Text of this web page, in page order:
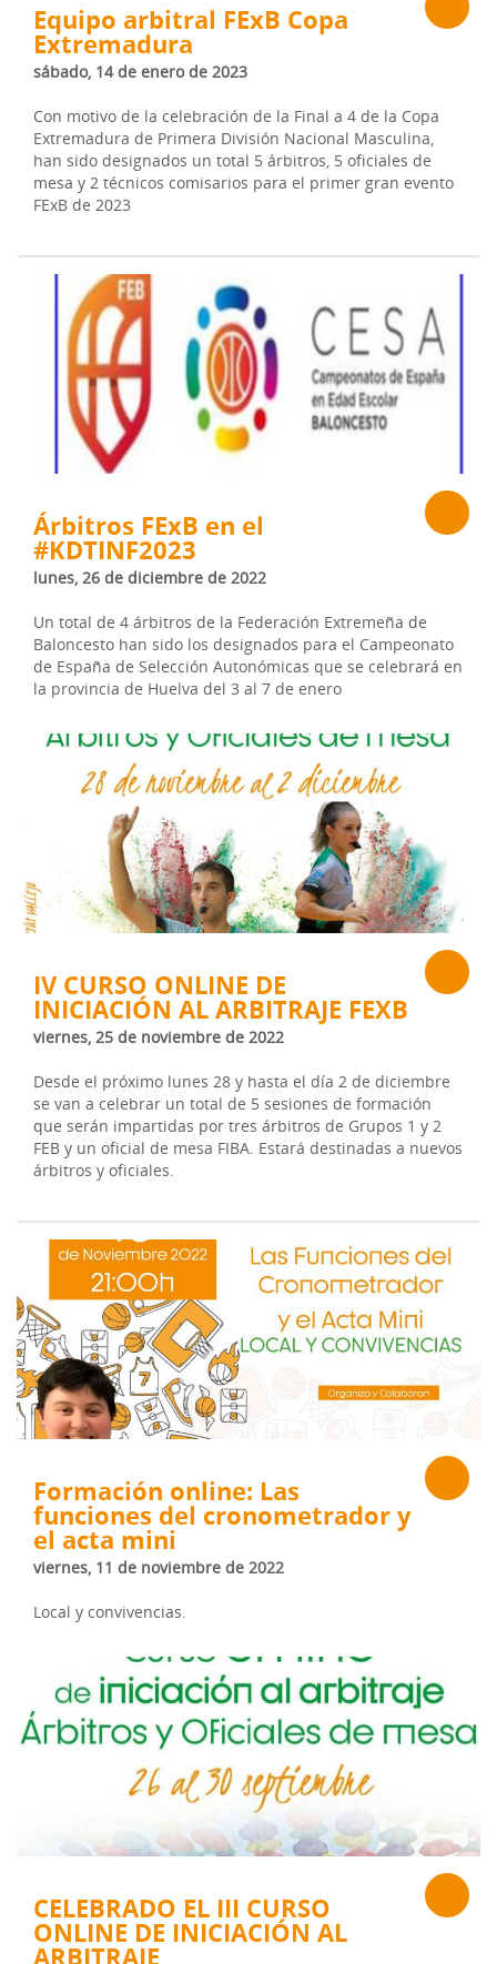
Equipo arbitral FExB Copa
Extremadura
sábado, 14 de enero de 2023
Con motivo de la celebración de la Final a 4 de la Copa
Extremadura de Primera División Nacional Masculina,
han sido designados un total 5 árbitros, 5 oficiales de
mesa y 2 técnicos comisarios para el primer gran evento
FExB de 2023
Árbitros FExB en el
#KDTINF2023
lunes, 26 de diciembre de 2022
Un total de 4 árbitros de la Federación Extremeña de
Baloncesto han sido los designados para el Campeonato
de España de Selección Autonómicas que se celebrará en
la provincia de Huelva del 3 al 7 de enero
IV CURSO ONLINE DE
INICIACIÓN AL ARBITRAJE FEXB
viernes, 25 de noviembre de 2022
Desde el próximo lunes 28 y hasta el día 2 de diciembre
se van a celebrar un total de 5 sesiones de formación
que serán impartidas por tres árbitros de Grupos 1 y 2
FEB y un oficial de mesa FIBA. Estará destinadas a nuevos
árbitros y oficiales.
Formación online: Las
funciones del cronometrador y
el acta mini
viernes, 11 de noviembre de 2022
Local y convivencias.
CELEBRADO EL III CURSO
ONLINE DE INICIACIÓN AL
ARBITRAJE